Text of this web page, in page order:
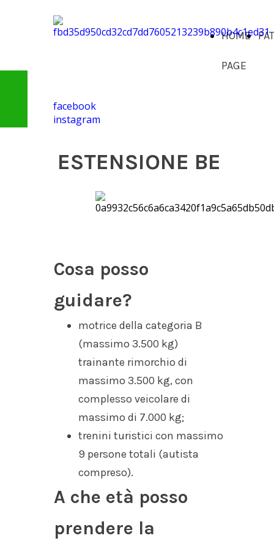
HOME
PAGE
facebook
instagram
ESTENSIONE BE
Cosa posso
guidare?
motrice della categoria B
(massimo 3.500 kg)
trainante rimorchio di
massimo 3.500 kg, con
complesso veicolare di
massimo di 7.000 kg;
trenini turistici con massimo
9 persone totali (autista
compreso).
A che età posso
prendere la